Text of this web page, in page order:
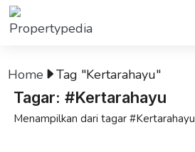
Home Tag "Kertarahayu"
Tagar: #Kertarahayu
Menampilkan dari tagar #Kertarahayu